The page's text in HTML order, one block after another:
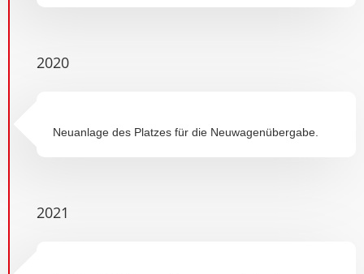
Neuanlage des Platzes für die Neuwagenübergabe.
2020
2021